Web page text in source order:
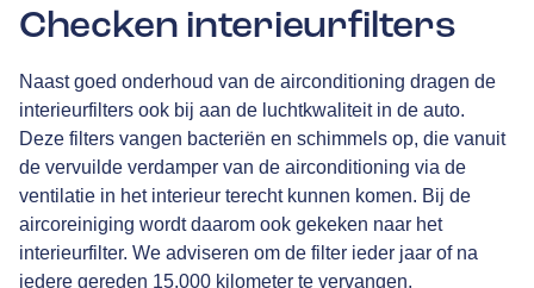
Checken interieurfilters
Naast goed onderhoud van de airconditioning dragen de
interieurfilters ook bij aan de luchtkwaliteit in de auto.
Deze filters vangen bacteriën en schimmels op, die vanuit
de vervuilde verdamper van de airconditioning via de
ventilatie in het interieur terecht kunnen komen. Bij de
aircoreiniging wordt daarom ook gekeken naar het
interieurfilter. We adviseren om de filter ieder jaar of na
iedere gereden 15.000 kilometer te vervangen.